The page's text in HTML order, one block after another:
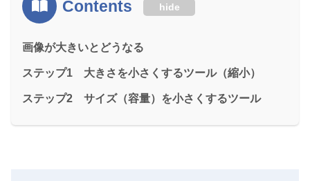
Contents hide
画像が大きいとどうなる
ステップ1 大きさを小さくするツール（縮小）
ステップ2 サイズ（容量）を小さくするツール